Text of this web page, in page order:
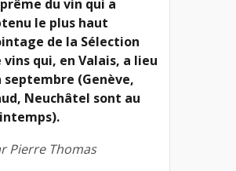
du vin qui a
le plus haut
de la Sélection
vins qui, en Valais, a lieu
septembre (Genève,
Neuchâtel sont au
Pierre Thomas